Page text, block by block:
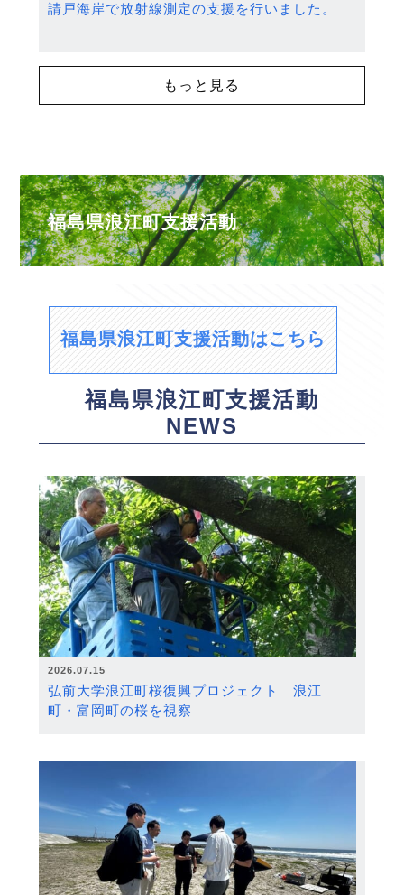
請戸海岸で放射線測定の支援を行いました。
もっと見る
福島県浪江町支援活動
福島県浪江町支援活動はこちら
福島県浪江町支援活動
NEWS
2026.07.15
弘前大学浪江町桜復興プロジェクト 浪江
町・富岡町の桜を視察